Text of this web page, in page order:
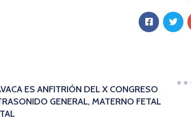
ES ANFITRIÓN DEL X CONGRESO
GENERAL, MATERNO FETAL